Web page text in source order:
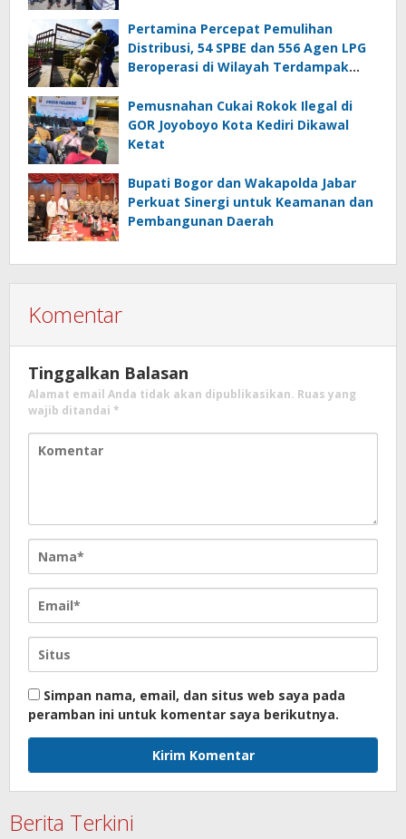
Pertamina Percepat Pemulihan
Distribusi, 54 SPBE dan 556 Agen LPG
Beroperasi di Wilayah Terdampak
Pemusnahan Cukai Rokok Ilegal di
GOR Joyoboyo Kota Kediri Dikawal
Ketat
Bupati Bogor dan Wakapolda Jabar
Perkuat Sinergi untuk Keamanan dan
Pembangunan Daerah
Komentar
Tinggalkan Balasan
Alamat email Anda tidak akan dipublikasikan. Ruas yang
wajib ditandai *
Simpan nama, email, dan situs web saya pada
peramban ini untuk komentar saya berikutnya.
Berita Terkini